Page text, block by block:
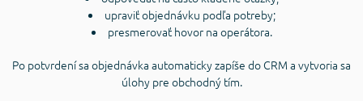
upraviť objednávku podľa potreby;
presmerovať hovor na operátora.
Po potvrdení sa objednávka automaticky zapíše do CRM a vytvoria sa
úlohy pre obchodný tím.